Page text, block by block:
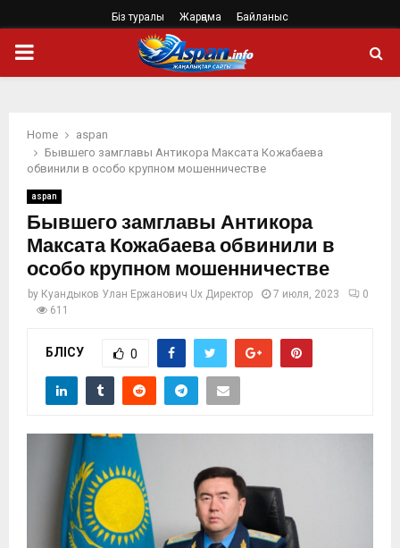
Біз туралы Жарңама Байланыс
PRIMARY
Home
aspan
Бывшего замглавы Антикора Максата Кожабаева
обвинили в особо крупном мошенничестве
aspan
Бывшего замглавы Антикора
Максата Кожабаева обвинили в
особо крупном мошенничестве
by Куандыков Улан Ержанович Ux Директор 7 июля, 2023
0
611
БӨЛІСУ 0